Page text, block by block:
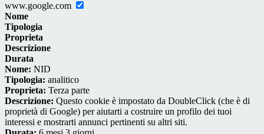
www.google.com
Nome
Tipologia
Proprieta
Descrizione
Durata
Nome: NID
Tipologia: analitico
Proprieta: Terza parte
Descrizione: Questo cookie è impostato da DoubleClick (che è di
proprietà di Google) per aiutarti a costruire un profilo dei tuoi
interessi e mostrarti annunci pertinenti su altri siti.